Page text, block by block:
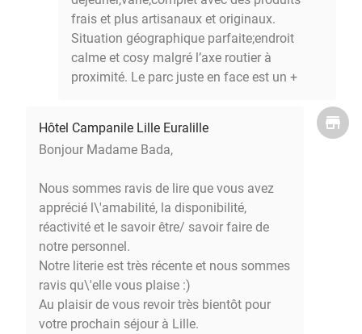
frais et plus artisanaux et originaux.
Situation géographique parfaite;endroit
calme et cosy malgré l’axe routier à
proximité. Le parc juste en face est un +
Hôtel Campanile Lille Euralille
Bonjour Madame Bada,
Nous sommes ravis de lire que vous avez
apprécié l\'amabilité, la disponibilité,
réactivité et le savoir être/ savoir faire de
notre personnel.
Notre literie est très récente et nous sommes
ravis qu\'elle vous plaise :)
Au plaisir de vous revoir très bientôt pour
votre prochain séjour à Lille.